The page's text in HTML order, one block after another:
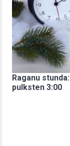
Raganu
pulksten 3:00